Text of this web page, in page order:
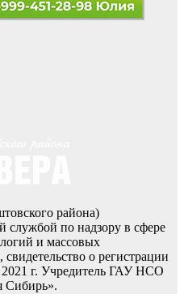
района)
службой по надзору в сфере
и массовых
о регистрации
г. Учредитель ГАУ НСО
Сибирь».